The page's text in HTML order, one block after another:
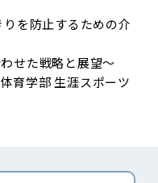
を防止するための介
せた戦略と展望～
育学部 生涯スポーツ